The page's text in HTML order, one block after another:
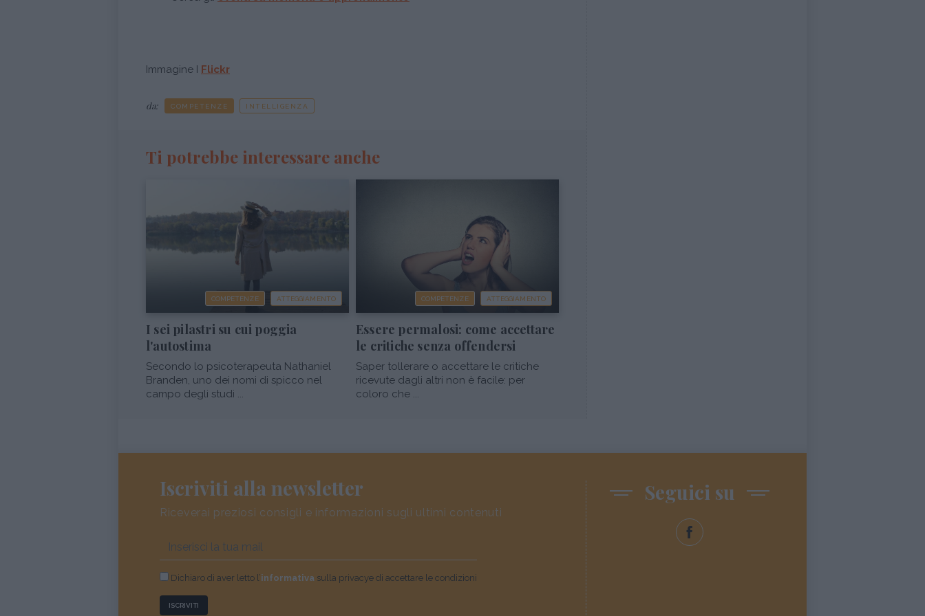
Immagine I Flickr
da: COMPETENZE INTELLIGENZA
Ti potrebbe interessare anche
COMPETENZE ATTEGGIAMENTO
I sei pilastri su cui poggia
l'autostima
Secondo lo psicoterapeuta Nathaniel
Branden, uno dei nomi di spicco nel
campo degli studi ...
COMPETENZE ATTEGGIAMENTO
Essere permalosi: come accettare
le critiche senza offendersi
Saper tollerare o accettare le critiche
ricevute dagli altri non è facile: per
coloro che ...
Iscriviti alla newsletter
Riceverai preziosi consigli e informazioni sugli ultimi contenuti
Dichiaro di aver letto l’informativa sulla privacye di accettare le condizioni
ISCRIVITI
Seguici su